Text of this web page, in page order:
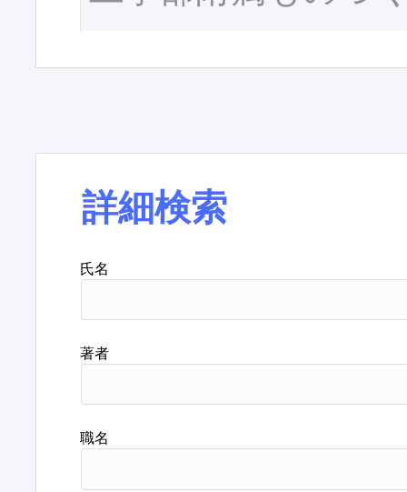
詳細検索
氏名
著者
職名